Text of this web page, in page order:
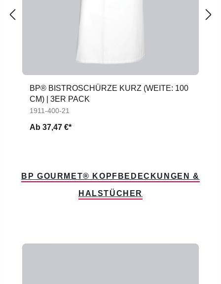
BP® BISTROSCHÜRZE KURZ (WEITE: 100
CM) | 3ER PACK
1911-400-21
Ab 37,47 €*
BP GOURMET® KOPFBEDECKUNGEN &
HALSTÜCHER